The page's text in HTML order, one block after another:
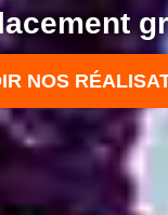
NOS